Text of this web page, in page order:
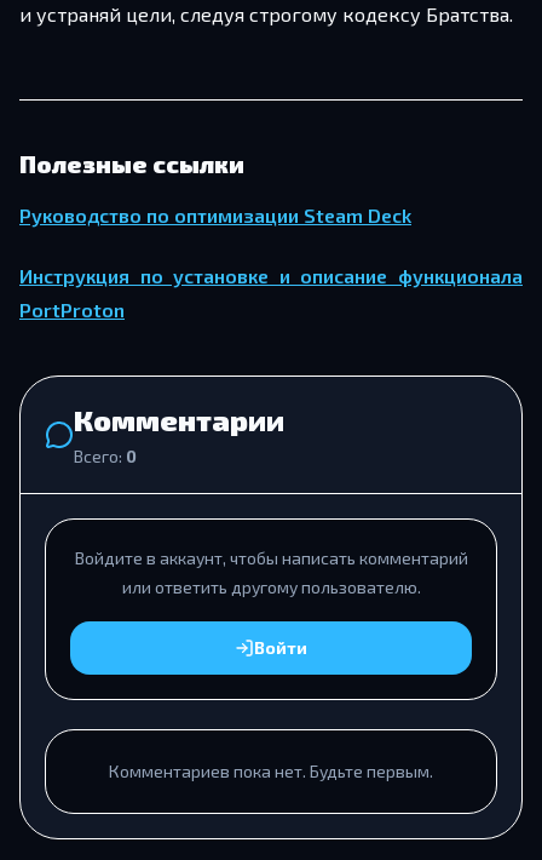
и устраняй цели, следуя строгому кодексу Братства.
Полезные ссылки
Руководство по оптимизации Steam Deck
Инструкция по установке и описание функционала
PortProton
Комментарии
Всего: 0
Войдите в аккаунт, чтобы написать комментарий
или ответить другому пользователю.
Войти
Комментариев пока нет. Будьте первым.